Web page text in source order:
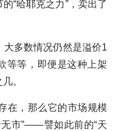
“哈耶克之力”，卖出了
多数情况仍然是溢价1
等等，即便是这种上架
。
在，那么它的市场规模
市”——譬如此前的“天